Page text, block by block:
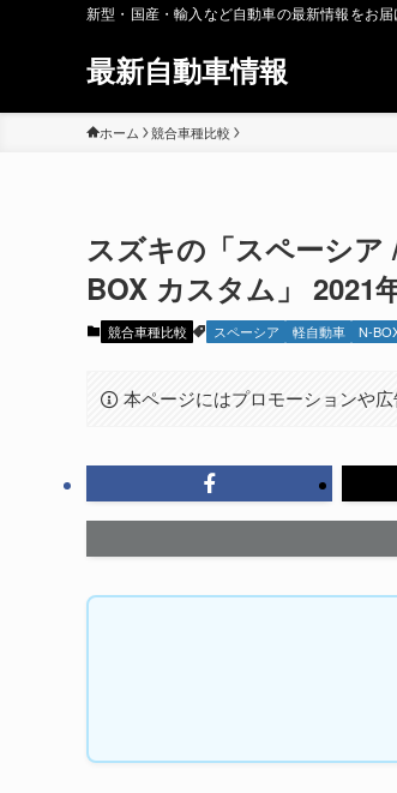
新型・国産・輸入など自動車の最新情報をお届
最新自動車情報
ホーム 競合車種比較
スズキの「スペーシ
BOX カスタム」 2021
競合車種比較 スペーシア 軽自動車 N-
本ページにはプロモーションや広